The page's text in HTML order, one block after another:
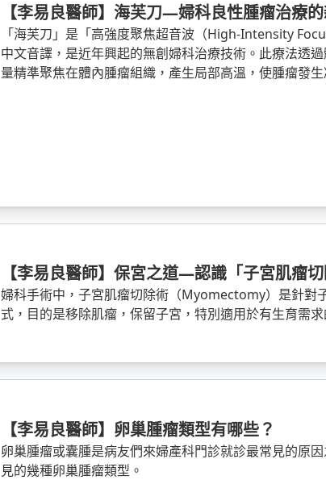
【李易良醫師】海芙刀—婦科良性腫瘤治療
「海芙刀」是「高強度聚焦超音波（High-Intensity
中文音譯，是近年興起的無創婦科治療技術。此療法透
量精準聚焦在體內腫瘤組織，產生局部高溫，使腫瘤發
【李易良醫師】保宮之道—認識「子宮肌瘤
婦科手術中，子宮肌瘤切除術（Myomectomy）是針對
式，目的是移除肌瘤，保留子宮，特別適用於有生育需求
【李易良醫師】卵巢腫瘤類型有哪些？
卵巢腫瘤或囊腫是病友們來婦產科門診就診最常見的原
見的幾種卵巢腫瘤類型。